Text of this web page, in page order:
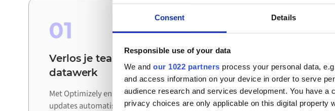
Consent Details
Responsible use of your data
We and our 1022 partners process your personal data,
and access information on your device in order to serve
audience research and services development. You have
privacy choices are only applicable on this digital property
01
Verlos je teams van handmatig
datawerk
Met Optimizely en AGP verbonden worden
updates automatisch uitgewisseld tussen
02
uitgevoerd
activering
Workflows waarvoor